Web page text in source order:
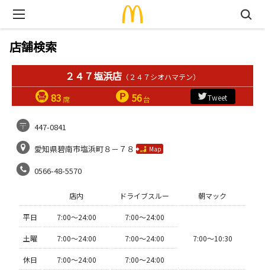
店舗検索
２４７塩浜店 （２４７シオハマテン）
83 席 56台 Tweet
447-0841
愛知県碧南市塩浜町８－７８
Map
0566-48-5570
店内 ドライブスルー 朝マック
平日 7:00〜24:00 7:00〜24:00
7:00〜10:30
土曜 7:00〜24:00 7:00〜24:00
休日 7:00〜24:00 7:00〜24:00